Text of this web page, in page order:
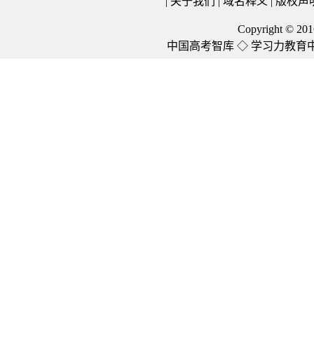
Copyright ©
中国高考智库 ◇ 学习力教育